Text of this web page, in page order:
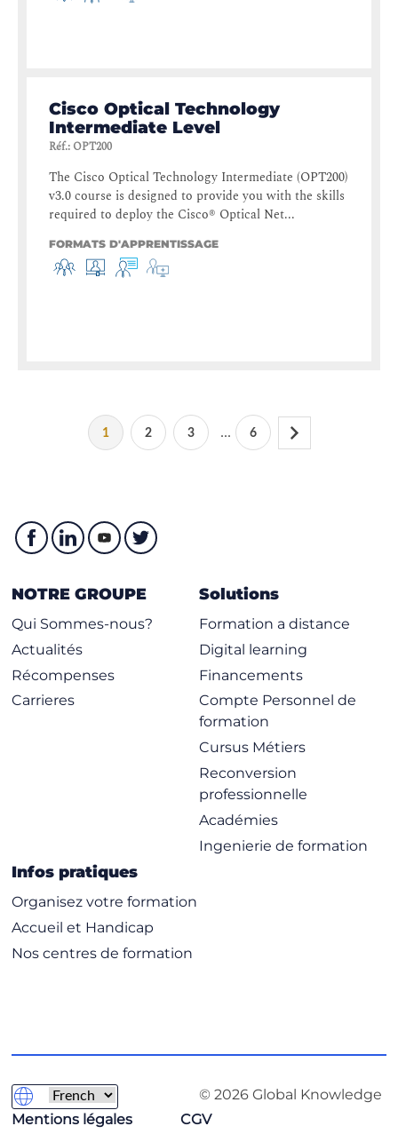
Cisco Optical Technology
Intermediate Level
Réf.: OPT200
The Cisco Optical Technology Intermediate (OPT200)
v3.0 course is designed to provide you with the skills
required to deploy the Cisco® Optical Net...
FORMATS D'APPRENTISSAGE
1 2 3 ... 6
NOTRE GROUPE
Qui Sommes-nous?
Actualités
Récompenses
Carrieres
Solutions
Formation a distance
Digital learning
Financements
Compte Personnel de
formation
Cursus Métiers
Reconversion
professionnelle
Académies
Ingenierie de formation
Infos pratiques
Organisez votre formation
Accueil et Handicap
Nos centres de formation
© 2026 Global Knowledge
Mentions légales
CGV